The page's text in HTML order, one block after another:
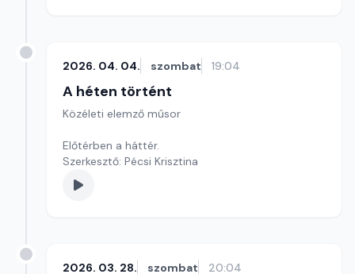
2026. 04. 04. szombat 19:04
A héten történt
Közéleti elemző műsor
Előtérben a háttér.
Szerkesztő: Pécsi Krisztina
2026. 03. 28. szombat 20:04